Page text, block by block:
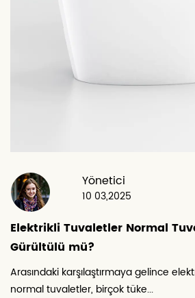
Yönetici
10 03,2025
Elektrikli Tuvaletler Normal
Gürültülü mü?
Arasındaki karşılaştırmaya gelince
normal tuvaletler, birçok tüke...